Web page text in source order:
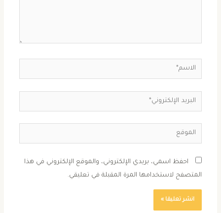
الاسم*
البريد
الإلكتروني*
الموقع
احفظ اسمي، بريدي الإلكتروني، والموقع الإلكتروني في هذا
المتصفح لاستخدامها المرة المقبلة في تعليقي.